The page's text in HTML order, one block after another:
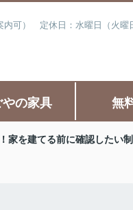
内可） 定休日：水曜日（火
の家具 無
家を建てる前に確認したい